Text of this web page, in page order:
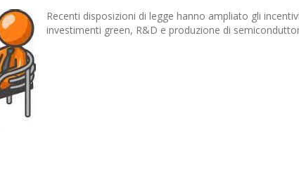
Recenti disposizioni di legge hanno ampliato gli
investimenti green, R&D e produzione di